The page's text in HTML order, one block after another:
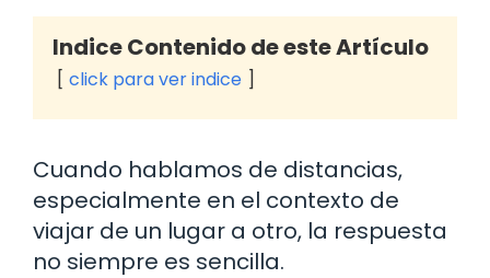
Indice Contenido de este Artículo
click para ver indice
Cuando hablamos de distancias,
especialmente en el contexto de
viajar de un lugar a otro, la respuesta
no siempre es sencilla.